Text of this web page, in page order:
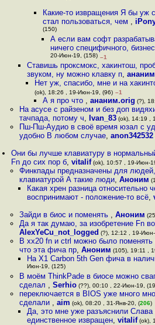
Какие-то извращения Я бы уж
стал пользоваться, чем ,
(150)
А если вам софт
ничего специфичного,
20-Июн-19, (158) –1
Ставишь проксмокс, хакинтош,
звуком, ну можно клавку п,
Нет уж, спасибо, мне и на
(ok), 18:26 , 19-Июн-19, (96) –1
А я про что , ананим.orig (?),
На асусе с райзеном и без доп
тачпада, потому ч, Ivan_83(ok), 14:19 ,
Пш-Пш-Аудио в своё время юзал с
удобно В любом случае, anon342532
Они бы лучше клавиатуру в
Fn до сих пор б,vitalif(ok), 10:57 , 19-Июн-
Финкпады предназначены для
клавиатурой А такие люди, Аноним
Какая хрен разница относительно
воспринимают - положение-то всё,
Зайди в биос и поменять , Аноним
Да я так думаю, за изобретение Fn
AlexYeCu_not_logged (?), 12:12 , 19-
В xx20 fn и ctrl можно было поменять
что эта фича пр, Аноним (105), 19:11 ,
На X1 Carbon 5th Gen фича в
Июн-19, (125)
В моём ThinkPade в биосе можно
сделал , Serhio(??), 00:10 , 22-Июн-19,
переключается в BIOS уже много
сделали , aim (ok), 08:20 , 31-Янв-20, (206)
Да, это мне уже разъяснили Слава
единственное извращен, vitalif(ok),